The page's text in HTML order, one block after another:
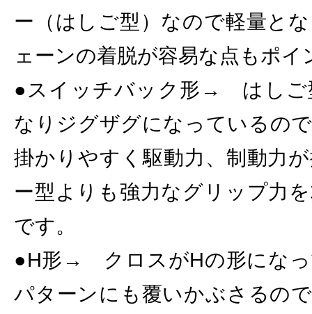
ー（はしご型）なので軽量と
ェーンの着脱が容易な点もポイ
●スイッチバック形→ はしご
なりジグザグになっているの
掛かりやすく駆動力、制動力
ー型よりも強力なグリップ力
です。
●H形→ クロスがHの形になっ
パターンにも覆いかぶさるの